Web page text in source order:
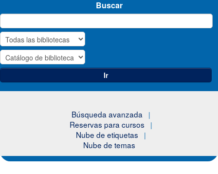
Buscar
Ir
Búsqueda avanzada
Reservas para cursos
Nube de etiquetas
Nube de temas